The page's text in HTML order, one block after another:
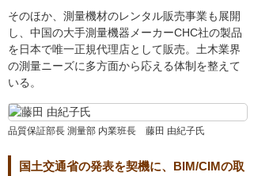
品質保証部長 測量部 内業班長 藤田 由紀子氏
そのほか、測量機材のレンタル販売事業も展開
し、中国の大手測量機器メーカーCHC社の製品
を日本で唯一正規代理店として販売。土木業界
の測量ニーズに多方面から応える体制を整えて
いる。
国土交通省の発表を契機に、BIM/CIMの取